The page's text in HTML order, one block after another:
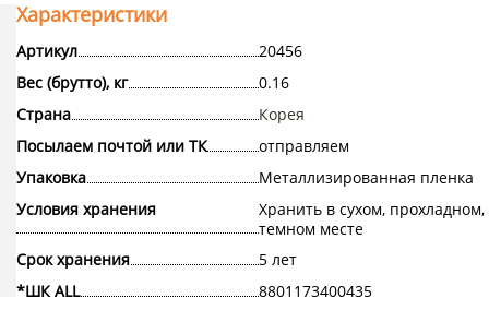
Характеристики
Артикул
20456
Вес (брутто), кг
0.16
Страна
Корея
Посылаем почтой или ТК
отправляем
Упаковка
Металлизированная пленка
Условия хранения
Хранить в сухом, прохладном,
темном месте
Срок хранения
5 лет
*ШК ALL
8801173400435